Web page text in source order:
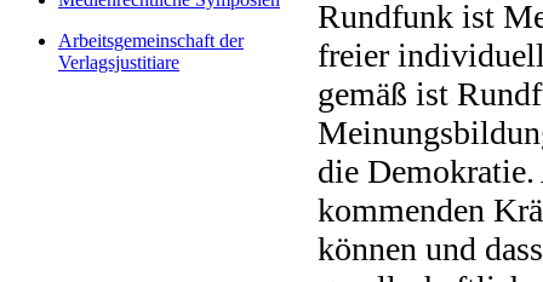
Arbeitsgemeinschaft der
Verlagsjustitiare
Rundfunk ist
freier
gemäß ist
die
kommenden
können und